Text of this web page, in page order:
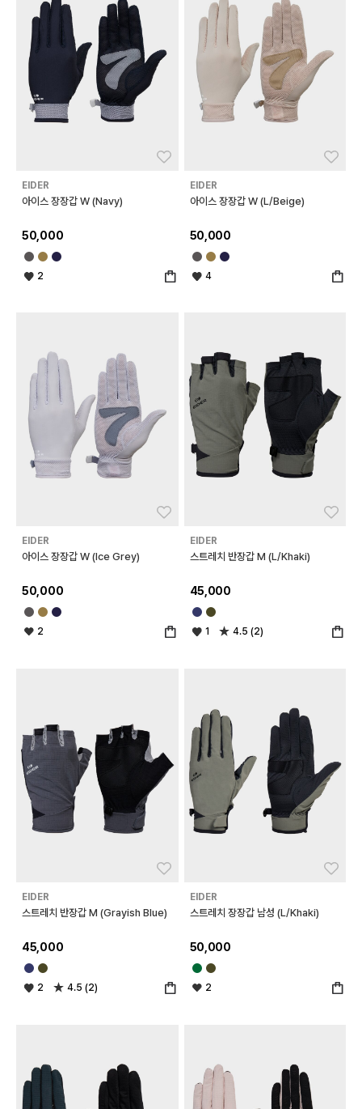
EIDER
아이스 장장갑 W (Navy)
50,000
2
EIDER
아이스 장장갑 W (L/Beige)
50,000
4
EIDER
아이스 장장갑 W (Ice Grey)
50,000
2
EIDER
스트레치 반장갑 M (L/Khaki)
45,000
1 4.5 (2)
EIDER
스트레치 반장갑 M (Grayish Blue)
45,000
2 4.5 (2)
EIDER
스트레치 장장갑 남성 (L/Khaki)
50,000
2